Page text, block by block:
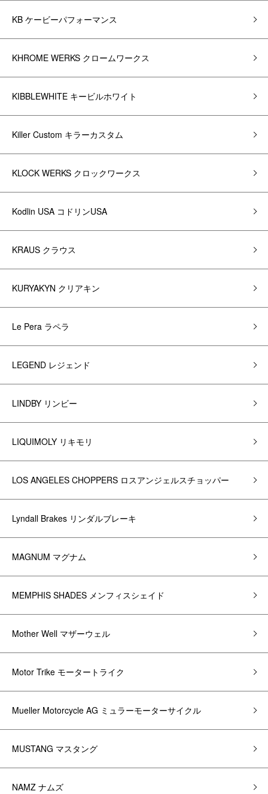
KB ケービーパフォーマンス
KHROME WERKS クロームワークス
KIBBLEWHITE キービルホワイト
Killer Custom キラーカスタム
KLOCK WERKS クロックワークス
Kodlin USA コドリンUSA
KRAUS クラウス
KURYAKYN クリアキン
Le Pera ラペラ
LEGEND レジェンド
LINDBY リンビー
LIQUIMOLY リキモリ
LOS ANGELES CHOPPERS ロスアンジェルスチョッパー
Lyndall Brakes リンダルブレーキ
MAGNUM マグナム
MEMPHIS SHADES メンフィスシェイド
Mother Well マザーウェル
Motor Trike モータートライク
Mueller Motorcycle AG ミュラーモーターサイクル
MUSTANG マスタング
NAMZ ナムズ